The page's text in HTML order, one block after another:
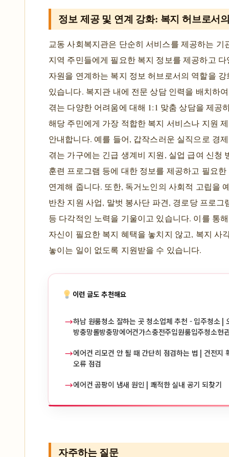
정보 제공 및 연계 강화: 복지 허브로서
교동 사회복지관은 단순히 서비스를 제공하는 기
지역 주민들에게 필요한 복지 정보를 제공하고
자원을 연계하는 복지 정보 허브로서의 역할을 강
있습니다. 복지관 내에 전문 상담 인력을 배치하
겪는 다양한 어려움에 대해 1:1 맞춤 상담을 제공
해당 주민에게 가장 적합한 복지 서비스나 지원
안내합니다. 예를 들어, 갑작스러운 실직으로 경
겪는 가구에는 긴급 생계비 지원, 실업 급여 신청
훈련 프로그램 등에 대한 정보를 제공하고 필요한
연계해 줍니다. 또한, 독거노인의 사회적 고립을
반찬 지원 사업, 말벗 봉사단 파견, 경로당 프로그
등 다각적인 노력을 기울이고 있습니다. 이를 통
자신이 필요한 복지 혜택을 놓치지 않고, 복지 사
놓이는 일이 없도록 지원받을 수 있습니다.
이런 글도 추천해요
→하남 원룸청소 잘하는 곳 청소업체 추천 - 입주청소 |
방충망롤방충망에어컨가스충전주입원룸입주청소현
→에어컨 리모컨 안 될 때 간단히 점검하는 법 | 건전지
오류 점검
→에어컨 곰팡이 냄새 원인 | 쾌적한 실내 공기 되찾기
자주하는 질문